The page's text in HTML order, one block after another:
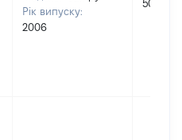
Рік випуску:
2006
50000